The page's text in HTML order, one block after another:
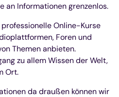
an Informationen grenzenlos.
Online-Kurse
Foren und
Themen anbieten.
zu allem Wissen der Welt,
Ort.
da draußen können wir